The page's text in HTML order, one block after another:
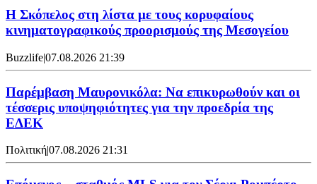
Η Σκόπελος στη λίστα με τους κορυφαίους
κινηματογραφικούς προορισμούς της Μεσογείου
Buzzlife|07.08.2026 21:39
Παρέμβαση Μαυρονικόλα: Να επικυρωθούν και οι
τέσσερις υποψηφιότητες για την προεδρία της
ΕΔΕΚ
Πολιτική|07.08.2026 21:31